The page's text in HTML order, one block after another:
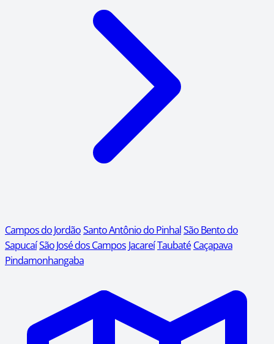
Campos do JordãoSanto Antônio do PinhalSão Bento do
SapucaíSão José dos Campos JacareíTaubaté Caçapava
Pindamonhangaba